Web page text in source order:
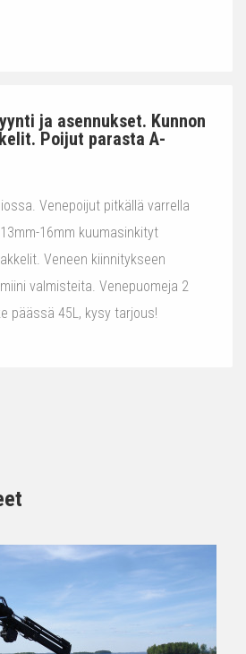
ja asennukset. Kunnon
Poijut parasta A-
Venepoijut pitkällä varrella
16mm kuumasinkityt
Veneen kiinnitykseen
valmisteita. Venepuomeja 2
päässä 45L, kysy tarjous!